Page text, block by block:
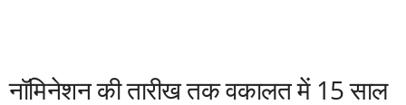
नॉमिनेशन की तारीख तक वकालत में 15 साल